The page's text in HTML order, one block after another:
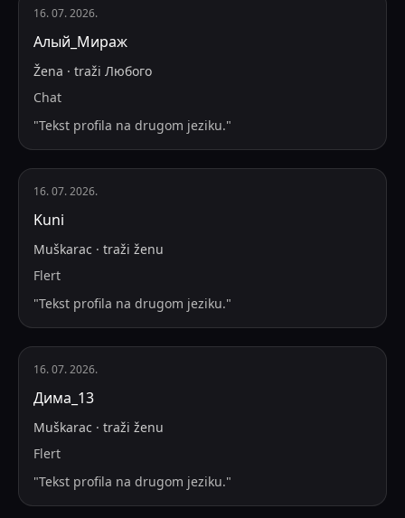
16. 07. 2026.
Алый_Мираж
Žena · traži Любого
Chat
"Tekst profila na drugom jeziku."
16. 07. 2026.
Kuni
Muškarac · traži ženu
Flert
"Tekst profila na drugom jeziku."
16. 07. 2026.
Дима_13
Muškarac · traži ženu
Flert
"Tekst profila na drugom jeziku."